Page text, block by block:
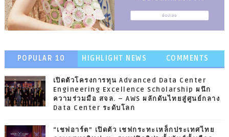
POPULAR 10 HIGHLIGHT NEWS COMMENTS
เปิดตัวโครงการทุน Advanced Data Center
Engineering Excellence Scholarship ผนึก
ความร่วมมือ สจล. – AWS ผลักดันไทยสู่ศูนย์กลาง
Data Center ระดับโลก
“เชฟอาร์ต” เปิดตัว เชฟกระทะเหล็กประเทศไทย